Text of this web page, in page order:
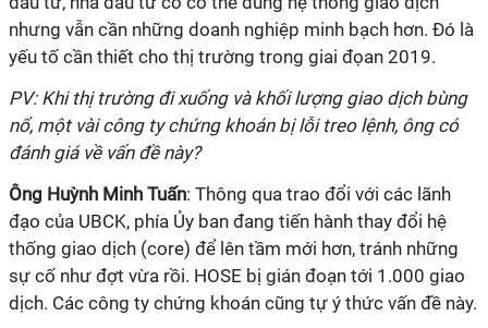
nhưng vẫn cần những doanh nghiệp minh bạch hơn. Đó là
yếu tố cần thiết cho thị trường trong giai đọan 2019.
PV: Khi thị trường đi xuống và khối lượng giao dịch bùng
nổ, một vài công ty chứng khoán bị lỗi treo lệnh, ông có
đánh giá về vấn đề này?
Ông Huỳnh Minh Tuấn: Thông qua trao đổi với các lãnh
đạo của UBCK, phía Ủy ban đang tiến hành thay đổi hệ
thống giao dịch (core) để lên tầm mới hơn, tránh những
sự cố như đợt vừa rồi. HOSE bị gián đoạn tới 1.000 giao
dịch. Các công ty chứng khoán cũng tự ý thức vấn đề này.